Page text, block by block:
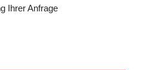
Ihrer Anfrage